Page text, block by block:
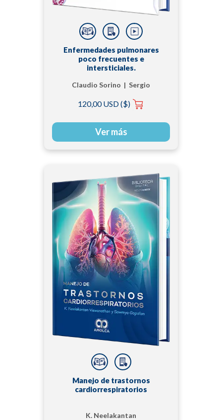
Enfermedades pulmonares
poco frecuentes e
intersticiales.
Claudio Sorino | Sergio
120,00 USD ($)
Ver más
Manejo de trastornos
cardiorrespiratorios
K. Neelakantan